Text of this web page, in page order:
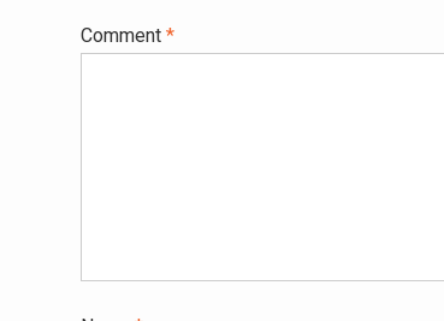
Comment *